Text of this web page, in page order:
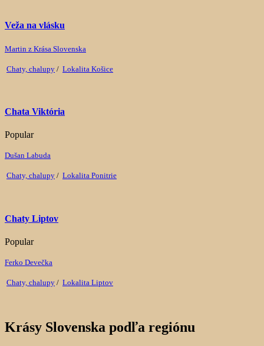
Veža na vlásku
Martin z Krása Slovenska
Chaty, chalupy / Lokalita Košice
Chata Viktória
Popular
Dušan Labuda
Chaty, chalupy / Lokalita Ponitrie
Chaty Liptov
Popular
Ferko Devečka
Chaty, chalupy / Lokalita Liptov
Krásy Slovenska podľa regiónu